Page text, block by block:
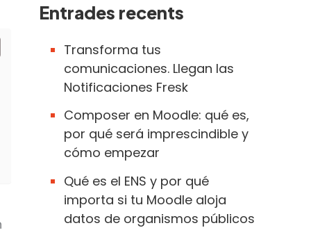
Entrades recents
Transforma tus
comunicaciones. Llegan las
Notificaciones Fresk
Composer en Moodle: qué es,
por qué será imprescindible y
cómo empezar
Qué es el ENS y por qué
importa si tu Moodle aloja
datos de organismos públicos